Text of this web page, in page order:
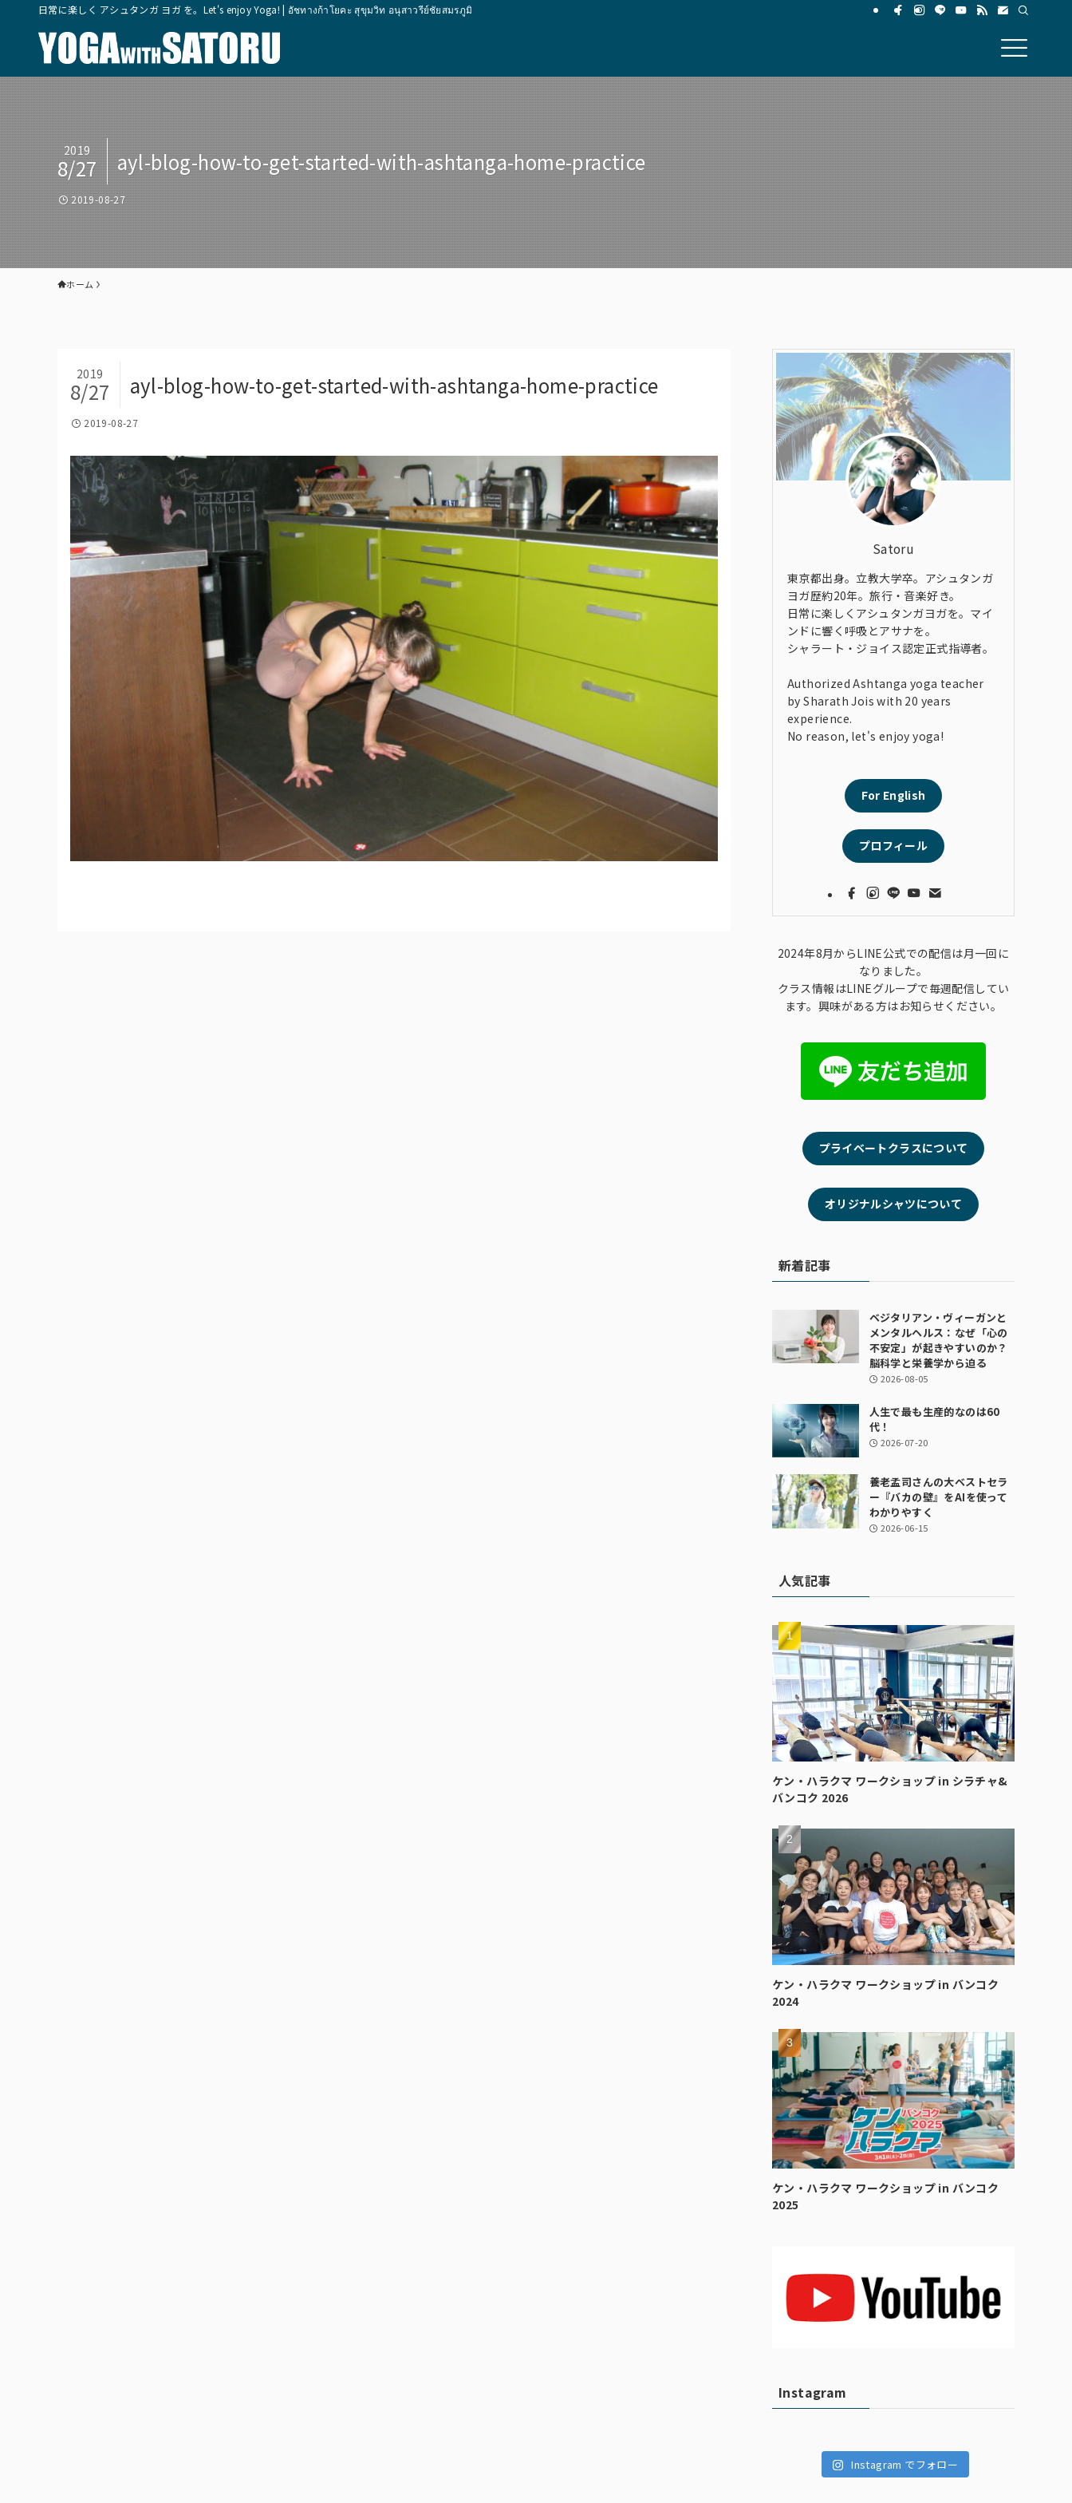
日常に楽しく アシュタンガ ヨガ を。Let's enjoy Yoga! | อัชทางก้าโยคะ สุขุมวิท อนุสาวรีย์ชัยสมรภูมิ
ayl-blog-how-to-get-started-with-ashtanga-home-practice
2019
8/27
2019-08-27
ホーム
ayl-blog-how-to-get-started-with-ashtanga-home-practice
2019
8/27
2019-08-27
Satoru
東京都出身。立教大学卒。アシュタンガ
ヨガ歴約20年。旅行・音楽好き。
日常に楽しくアシュタンガヨガを。マイ
ンドに響く呼吸とアサナを。
シャラート・ジョイス認定正式指導者。
Authorized Ashtanga yoga teacher
by Sharath Jois with 20 years
experience.
No reason, let's enjoy yoga!
For English
プロフィール
2024年8月からLINE公式での配信は月一回に
なりました。
クラス情報はLINEグループで毎週配信してい
ます。興味がある方はお知らせください。
プライベートクラスについて
オリジナルシャツについて
新着記事
ベジタリアン・ヴィーガンと
メンタルヘルス：なぜ「心の
不安定」が起きやすいのか？
脳科学と栄養学から迫る
2026-08-05
人生で最も生産的なのは60
代！
2026-07-20
養老孟司さんの大ベストセラ
ー『バカの壁』をAIを使って
わかりやすく
2026-06-15
人気記事
ケン・ハラクマ ワークショップ in シラチャ&
バンコク 2026
ケン・ハラクマ ワークショップ in バンコク
2024
ケン・ハラクマ ワークショップ in バンコク
2025
Instagram
Instagram でフォロー